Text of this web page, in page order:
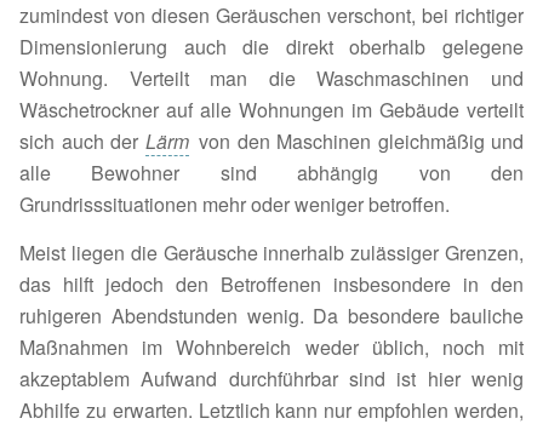
zumindest von diesen Geräuschen verschont, bei richtiger
Dimensionierung auch die direkt oberhalb gelegene
Wohnung. Verteilt man die Waschmaschinen und
Wäschetrockner auf alle Wohnungen im Gebäude verteilt
sich auch der Lärm von den Maschinen gleichmäßig und
alle Bewohner sind abhängig von den
Grundrisssituationen mehr oder weniger betroffen.
Meist liegen die Geräusche innerhalb zulässiger Grenzen,
das hilft jedoch den Betroffenen insbesondere in den
ruhigeren Abendstunden wenig. Da besondere bauliche
Maßnahmen im Wohnbereich weder üblich, noch mit
akzeptablem Aufwand durchführbar sind ist hier wenig
Abhilfe zu erwarten. Letztlich kann nur empfohlen werden,